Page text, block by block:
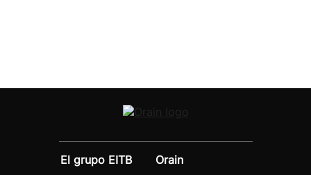
El grupo EITB
Orain